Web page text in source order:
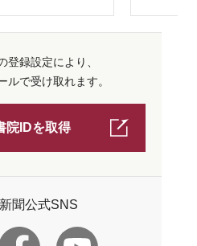
登録設定により、
ルで受け取れます。
院IDを取得
聞公式SNS